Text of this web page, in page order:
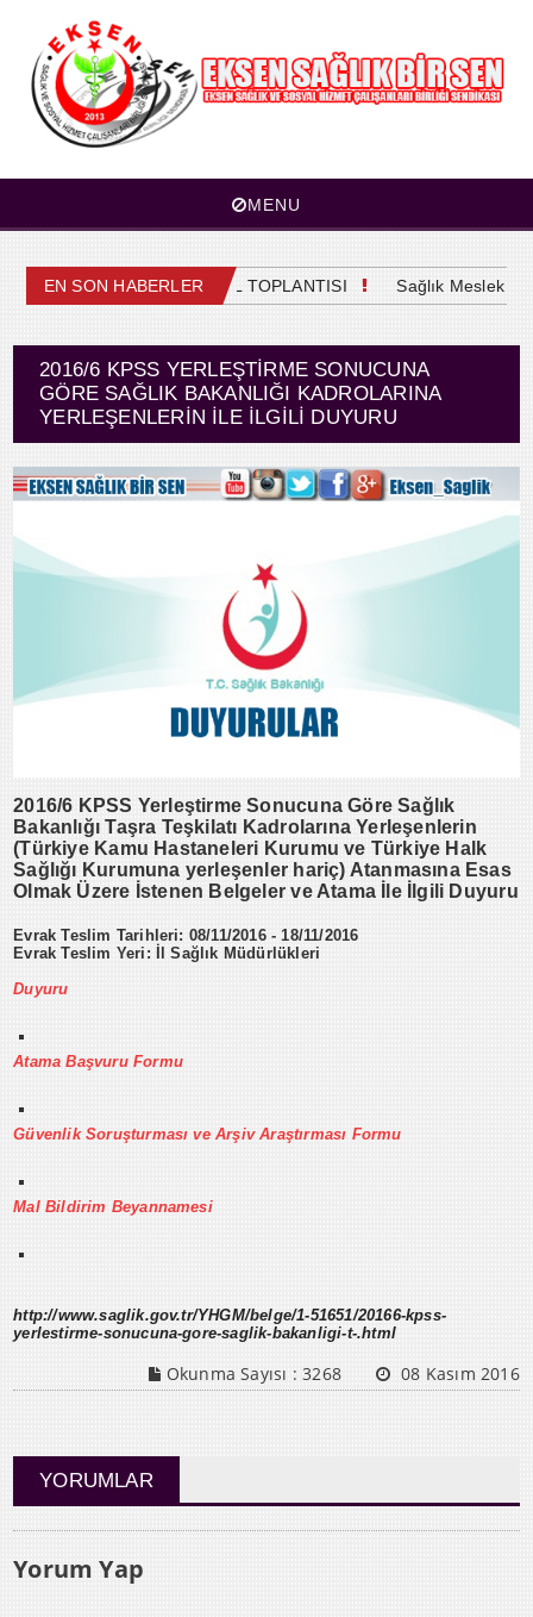
MENU
EN SON HABERLER
4. OLAĞAN GENEL KURUL TOPLANTISI Sağlık Meslek
2016/6 KPSS YERLEŞTIRME SONUCUNA
GÖRE SAĞLIK BAKANLIĞI KADROLARINA
YERLEŞENLERIN İLE İLGILI DUYURU
2016/6 KPSS Yerleştirme Sonucuna Göre Sağlık
Bakanlığı Taşra Teşkilatı Kadrolarına Yerleşenlerin
(Türkiye Kamu Hastaneleri Kurumu ve Türkiye Halk
Sağlığı Kurumuna yerleşenler hariç) Atanmasına Esas
Olmak Üzere İstenen Belgeler ve Atama İle İlgili Duyuru
Evrak Teslim Tarihleri: 08/11/2016 - 18/11/2016
Evrak Teslim Yeri: İl Sağlık Müdürlükleri
Duyuru
Atama Başvuru Formu
Güvenlik Soruşturması ve Arşiv Araştırması Formu
Mal Bildirim Beyannamesi
http://www.saglik.gov.tr/YHGM/belge/1-51651/20166-kpss-
yerlestirme-sonucuna-gore-saglik-bakanligi-t-.html
Okunma Sayısı :3268 08 Kasım 2016
YORUMLAR
Yorum Yap